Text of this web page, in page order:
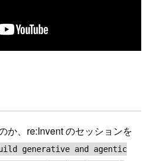
か、re:Invent のセッションを
generative and agentic